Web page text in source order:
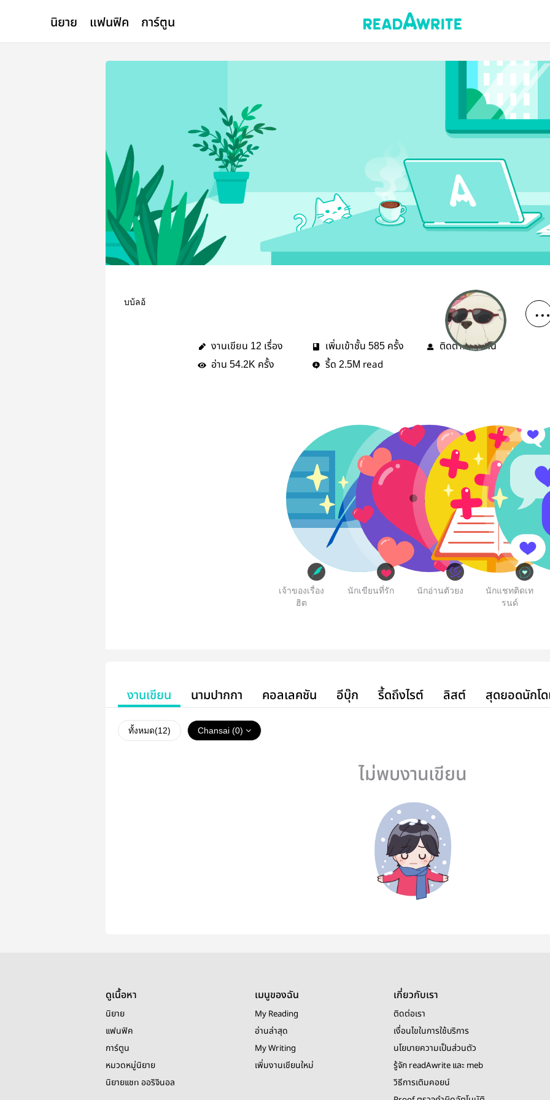
นิยาย แฟนฟิค การ์ตูน
บบ้ลอ้
งานเขียน 12 เรื่อง เพิ่มเข้าชั้น 585 ครั้ง ติดตาม36คน
อ่าน 54.2K ครั้ง รี้ด 2.5M read
เจ้าของเรื่อง
ฮิต
นักเขียนที่รัก นักอ่านตัวยง
นักแชทติดเท
รนด์
งานเขียน นามปากกา คอลเลคชัน อีบุ๊ก รี้ดถึงไรต์ ลิสต์ สุดยอดนักโ
ทั้งหมด(12) Chansai (0)
ไม่พบงานเขียน
ดูเนื้อหา
นิยาย
แฟนฟิค
การ์ตูน
หมวดหมู่นิยาย
นิยายแชท ออริจินอล
เมนูของฉัน
My Reading
อ่านล่าสุด
My Writing
เพิ่มงานเขียนใหม่
เกี่ยวกับเรา
ติดต่อเรา
เงื่อนไขในการใช้บริการ
นโยบายความเป็นส่วนตัว
รู้จัก readAwrite และ meb
วิธีการเติมคอยน์